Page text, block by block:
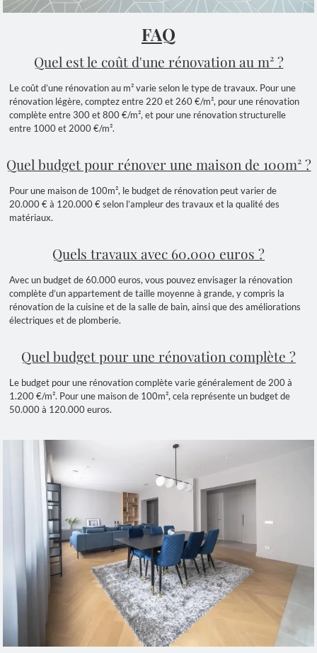
FAQ
Quel est le coût d'une rénovation au m² ?
Le coût d’une rénovation au m² varie selon le type de travaux. Pour une
rénovation légère, comptez entre 220 et 260 €/m², pour une rénovation
complète entre 300 et 800 €/m², et pour une rénovation structurelle
entre 1000 et 2000 €/m².
Quel budget pour rénover une maison de 100m² ?
Pour une maison de 100m², le budget de rénovation peut varier de
20.000 € à 120.000 € selon l’ampleur des travaux et la qualité des
matériaux.
Quels travaux avec 60.000 euros ?
Avec un budget de 60.000 euros, vous pouvez envisager la rénovation
complète d’un appartement de taille moyenne à grande, y compris la
rénovation de la cuisine et de la salle de bain, ainsi que des améliorations
électriques et de plomberie.
Quel budget pour une rénovation complète ?
Le budget pour une rénovation complète varie généralement de 200 à
1.200 €/m². Pour une maison de 100m², cela représente un budget de
50.000 à 120.000 euros.